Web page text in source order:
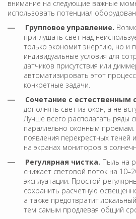
внимание на следующие важные
использовать потенциал
Групповое управление.
приглушать свет над
только экономит энергию, но и
индивидуальные условия для
датчиков присутствия или
автоматизировать этот
конкретные задачи.
Сочетание с естественным
дополнять свет из окон, а не
Лучше всего располагать ряды
параллельно оконным
появления перекрестных теней
на экранах мониторов в
Регулярная чистка. Пыль на
снижает световой поток на
эксплуатации. Простой
сохранить расчетную
а также предотвратит
тем самым продлевая общий